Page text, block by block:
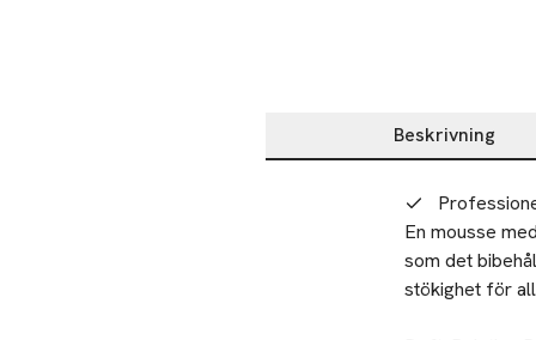
Beskrivning
Beskrivning
En mousse
som det
stökighet för